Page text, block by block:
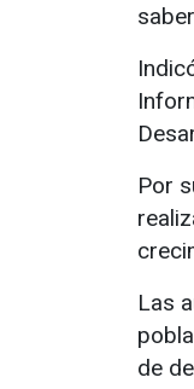
Por
Las
de